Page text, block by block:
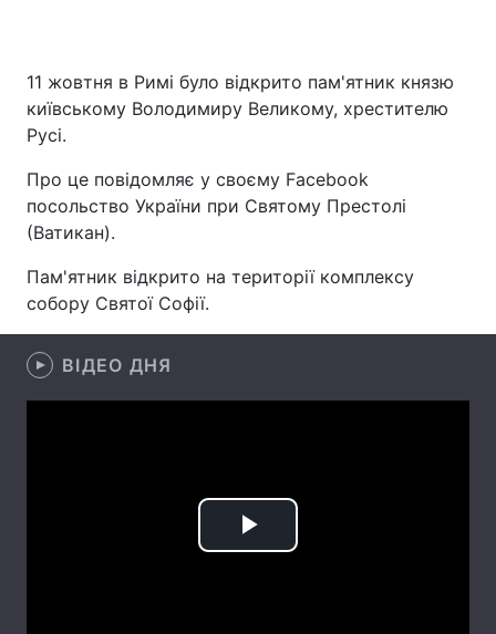
Головна Війна
Економіка
Спорт
Техно і зв'язок Лайт
Туризм
Погода
11 жовтня в Римі було відкрито пам'ятник князю
київському Володимиру Великому, хрестителю
Русі.
Про це повідомляє у своєму Facebook
посольство України при Святому Престолі
(Ватикан).
Пам'ятник відкрито на території комплексу
собору Святої Софії.
ВІДЕО ДНЯ
Play